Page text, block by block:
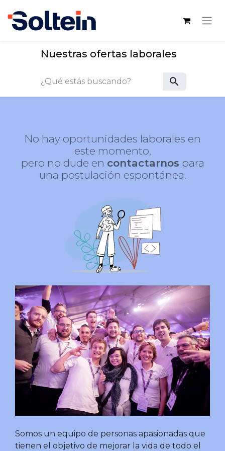
Nuestras ofertas laborales
search
No hay oportunidades laborales en
este momento,
pero no dude en contactarnos para
una postulación espontánea.
Somos un equipo de personas apasionadas que
tienen el objetivo de mejorar la vida de todo el